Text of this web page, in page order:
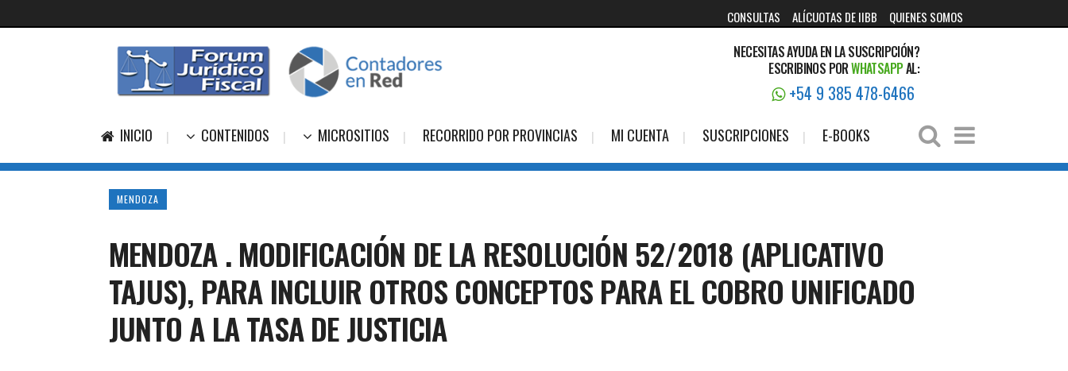
CONSULTAS ALÍCUOTAS DE IIBB QUIENES SOMOS
NECESITAS AYUDA EN LA SUSCRIPCIÓN?
ESCRIBINOS PORWHATSAPPAL:
+54 9 385 478-6466
INICIO CONTENIDOS MICROSITIOS RECORRIDO POR PROVINCIAS MI CUENTA SUSCRIPCIONES E-BOOKS
MENDOZA
MENDOZA . MODIFICACIÓN DE LA RESOLUCIÓN 52/2018 (APLICATIVO
TAJUS), PARA INCLUIR OTROS CONCEPTOS PARA EL COBRO UNIFICADO
JUNTO A LA TASA DE JUSTICIA